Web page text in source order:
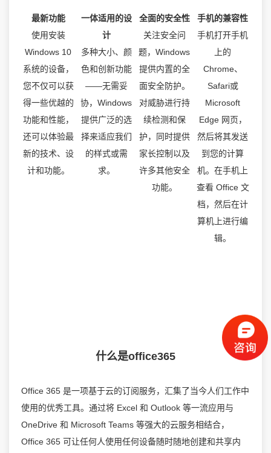
最新功能
使用安装
Windows 10
系统的设备，
您不仅可以获
得一些优越的
功能和性能，
还可以体验最
新的技术、设
计和功能。
一体适用的设
计
多种大小、颜
色和创新功能
——无需妥
协，Windows
提供广泛的选
择来适应我们
的样式或需
求。
全面的安全性
关注安全问
题，Windows
提供内置的全
面安全防护。
对威胁进行持
续检测和保
护，同时提供
家长控制以及
许多其他安全
功能。
手机的兼容性
手机打开手机
上的
Chrome、
Safari或
Microsoft
Edge 网页，
然后将其发送
到您的计算
机。在手机上
查看 Office 文
档，然后在计
算机上进行编
辑。
什么是office365
Office 365 是一项基于云的订阅服务，汇集了当今人们工作中
使用的优秀工具。通过将 Excel 和 Outlook 等一流应用与
OneDrive 和 Microsoft Teams 等强大的云服务相结合，
Office 365 可让任何人使用任何设备随时随地创建和共享内